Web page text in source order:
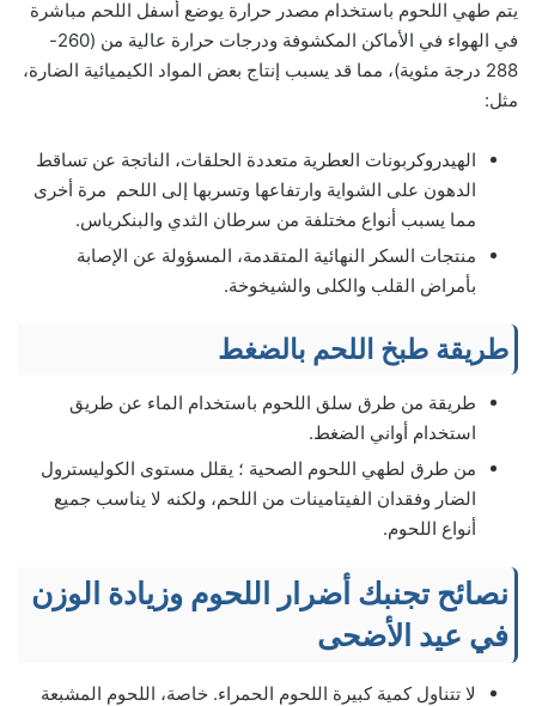
يتم طهي اللحوم باستخدام مصدر حرارة يوضع أسفل اللحم مباشرة
في الهواء في الأماكن المكشوفة ودرجات حرارة عالية من (260-
288 درجة مئوية)، مما قد يسبب إنتاج بعض المواد الكيميائية الضارة،
مثل:
الهيدروكربونات العطرية متعددة الحلقات، الناتجة عن تساقط
الدهون على الشواية وارتفاعها وتسربها إلى اللحم مرة أخرى
مما يسبب أنواع مختلفة من سرطان الثدي والبنكرياس.
منتجات السكر النهائية المتقدمة، المسؤولة عن الإصابة
بأمراض القلب والكلى والشيخوخة.
طريقة طبخ اللحم بالضغط
طريقة من طرق سلق اللحوم باستخدام الماء عن طريق
استخدام أواني الضغط.
من طرق لطهي اللحوم الصحية ؛ يقلل مستوى الكوليسترول
الضار وفقدان الفيتامينات من اللحم، ولكنه لا يناسب جميع
أنواع اللحوم.
نصائح تجنبك أضرار اللحوم وزيادة الوزن
في عيد الأضحى
لا تتناول كمية كبيرة اللحوم الحمراء. خاصة، اللحوم المشبعة